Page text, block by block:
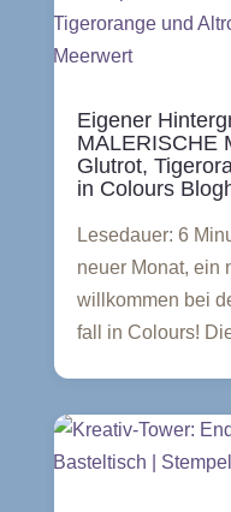
Eigener
MALERISCHE
Glutrot,
in Colours
Lesedauer: 6
neuer Monat, ein
willkommen bei
fall in Colours!